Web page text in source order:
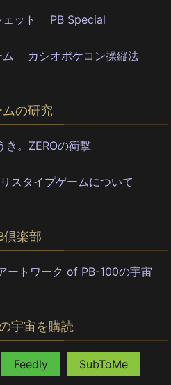
ット PB Special
カシオポケコン操縦法
の研究
き。ZEROの衝撃
スタイプゲームについて
倶楽部
ートワーク of PB-100の宇宙
宇宙を購読
Feedly SubToMe